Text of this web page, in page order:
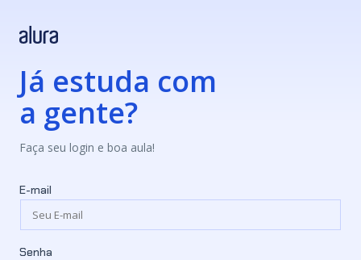
Já estuda com
a gente?
Faça seu login e boa aula!
E-mail
Senha